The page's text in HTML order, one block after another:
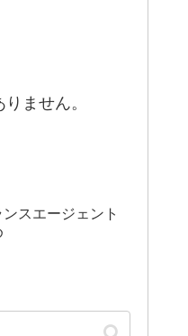
ません。
スエージェント